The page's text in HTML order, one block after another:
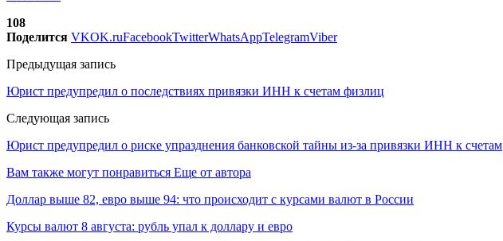
108
Поделится VKOK.ruFacebookTwitterWhatsAppTelegramViber
Предыдущая запись
Юрист предупредил о последствиях привязки ИНН к счетам физлиц
Следующая запись
Юрист предупредил о риске упразднения банковской тайны из-за привязки ИНН к счетам
Вам также могут понравиться Еще от автора
Доллар выше 82, евро выше 94: что происходит с курсами валют в России
Курсы валют 8 августа: рубль упал к доллару и евро